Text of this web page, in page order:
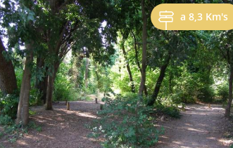
a 8,3 Km's